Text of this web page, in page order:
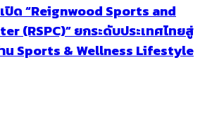
ปิด “Reignwood Sports and
(RSPC)” ยกระดับประเทศไทยสู่
น Sports & Wellness Lifestyle